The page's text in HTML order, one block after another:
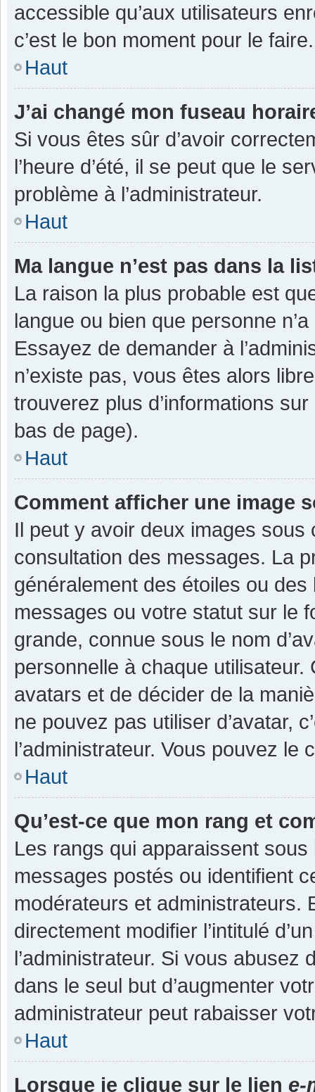
accessible qu’aux utilisateurs
c’est le bon moment pour le faire.
Haut
J’ai changé mon fuseau
Si vous êtes sûr d’avoir
l’heure d’été, il se peut que le
problème à l’administrateur.
Haut
Ma langue n’est pas dans la
La raison la plus probable est
langue ou bien que personne
Essayez de demander à
n’existe pas, vous êtes alors
trouverez plus d’informations
bas de page).
Haut
Comment afficher une image
Il peut y avoir deux images sous
consultation des messages. La
généralement des étoiles ou
messages ou votre statut sur le
grande, connue sous le nom
personnelle à chaque utilisateur.
avatars et de décider de la
ne pouvez pas utiliser d’avatar,
l’administrateur. Vous pouvez
Haut
Qu’est-ce que mon rang et
Les rangs qui apparaissent
messages postés ou identifient
modérateurs et administrateurs.
directement modifier l’intitulé
l’administrateur. Si vous
dans le seul but d’augmenter
administrateur peut rabaisser
Haut
Lorsque je clique sur le lien e-